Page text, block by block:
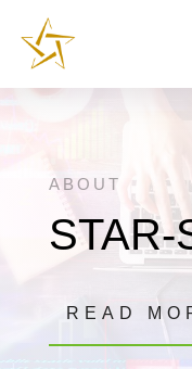
ABOUT
STAR-
READ